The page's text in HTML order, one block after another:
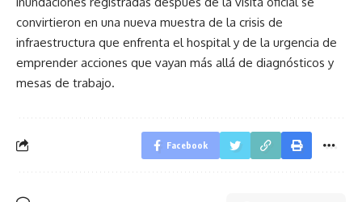
convirtieron en una nueva muestra de la crisis de
infraestructura que enfrenta el hospital y de la urgencia de
emprender acciones que vayan más allá de diagnósticos y
mesas de trabajo.
Facebook